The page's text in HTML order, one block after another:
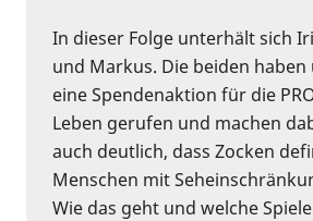
In dieser Folge unterhält sich
und Markus. Die beiden haben
eine Spendenaktion für die
Leben gerufen und machen
auch deutlich, dass Zocken
Menschen mit
Wie das geht und welche